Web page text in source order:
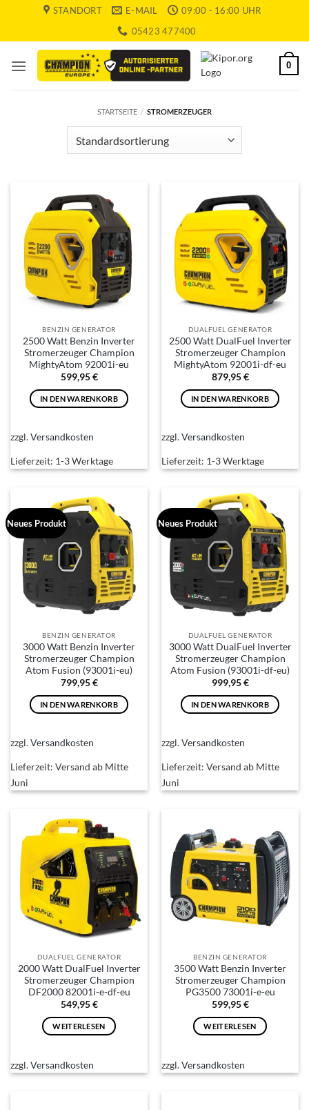
springen
STANDORT E-MAIL
09:00 - 16:00 UHR
05423 477400
0
STARTSEITE / STROMERZEUGER
BENZIN GENERATOR
2500 Watt Benzin Inverter
Stromerzeuger Champion
MightyAtom 92001i-eu
599,95€
IN DEN WARENKORB
zzgl.Versandkosten
Lieferzeit: 1-3 Werktage
DUALFUEL GENERATOR
2500 Watt DualFuel Inverter
Stromerzeuger Champion
MightyAtom 92001i-df-eu
879,95€
IN DEN WARENKORB
zzgl.Versandkosten
Lieferzeit: 1-3 Werktage
Neues Produkt
BENZIN GENERATOR
3000 Watt Benzin Inverter
Stromerzeuger Champion
Atom Fusion (93001i-eu)
799,95€
IN DEN WARENKORB
zzgl.Versandkosten
Lieferzeit: Versand ab Mitte
Juni
Neues Produkt
DUALFUEL GENERATOR
3000 Watt DualFuel Inverter
Stromerzeuger Champion
Atom Fusion (93001i-df-eu)
999,95€
IN DEN WARENKORB
zzgl.Versandkosten
Lieferzeit: Versand ab Mitte
Juni
DUALFUEL GENERATOR
2000 Watt DualFuel Inverter
Stromerzeuger Champion
DF2000 82001i-e-df-eu
549,95€
WEITERLESEN
zzgl.Versandkosten
BENZIN GENERATOR
3500 Watt Benzin Inverter
Stromerzeuger Champion
PG3500 73001i-e-eu
599,95€
WEITERLESEN
zzgl.Versandkosten